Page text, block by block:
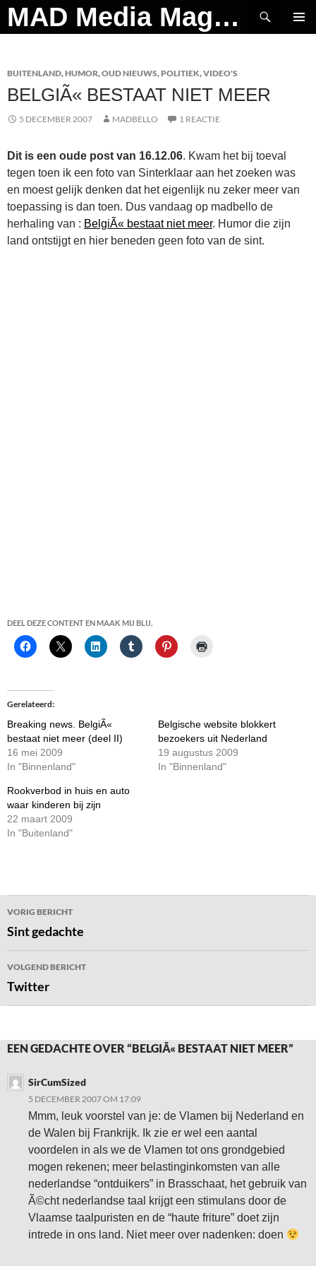
Ga
naar
MAD Media Magazine
Zoeken
BUITENLAND,HUMOR,OUD NIEUWS,POLITIEK,VIDEO'S
BELGIÃ« BESTAAT NIET MEER
5 DECEMBER 2007 MADBELLO 1 REACTIE
Dit is een oude post van 16.12.06. Kwam het bij toeval
tegen toen ik een foto van Sinterklaar aan het zoeken was
en moest gelijk denken dat het eigenlijk nu zeker meer van
toepassing is dan toen. Dus vandaag op madbello de
herhaling van : BelgiÃ« bestaat niet meer. Humor die zijn
land ontstijgt en hier beneden geen foto van de sint.
DEEL DEZE CONTENT EN MAAK MIJ BLIJ.
Gerelateerd
Breaking news. BelgiÃ«
bestaat niet meer (deel II)
16 mei 2009
In "Binnenland"
Belgische website blokkert
bezoekers uit Nederland
19 augustus 2009
In "Binnenland"
Rookverbod in huis en auto
waar kinderen bij zijn
22 maart 2009
In "Buitenland"
Bericht
navigatie
VORIG BERICHT
Sint gedachte
VOLGEND BERICHT
Twitter
EEN GEDACHTE OVER “BELGIÃ« BESTAAT NIET MEER”
SirCumSized
5 DECEMBER 2007 OM 17:09
Mmm, leuk voorstel van je: de Vlamen bij Nederland en
de Walen bij Frankrijk. Ik zie er wel een aantal
voordelen in als we de Vlamen tot ons grondgebied
mogen rekenen; meer belastinginkomsten van alle
nederlandse “ontduikers” in Brasschaat, het gebruik van
Ã©cht nederlandse taal krijgt een stimulans door de
Vlaamse taalpuristen en de “haute friture” doet zijn
intrede in ons land. Niet meer over nadenken: doen